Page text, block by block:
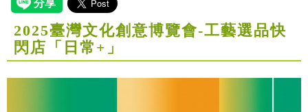
2025臺灣文化創意博覽會-工藝選品快
閃店「日常+」